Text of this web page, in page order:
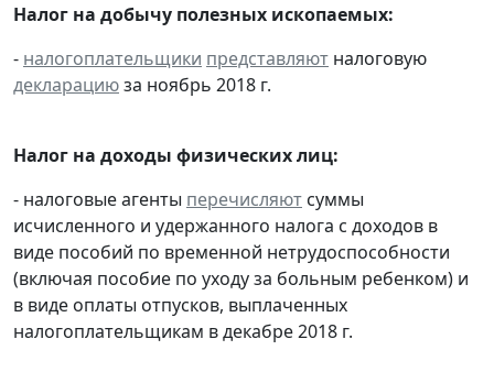
Налог на добычу полезных ископаемых:
- налогоплательщики представляют налоговую
декларациюза ноябрь 2018 г.
Налог на доходы физических лиц:
- налоговые агенты перечисляют суммы
исчисленного и удержанного налога с доходов в
виде пособий по временной нетрудоспособности
(включая пособие по уходу за больным ребенком) и
в виде оплаты отпусков, выплаченных
налогоплательщикам в декабре 2018 г.